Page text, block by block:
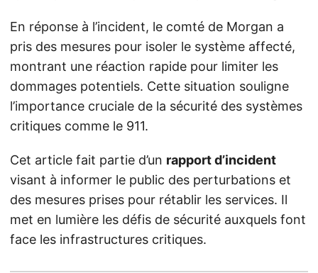
En réponse à l’incident, le comté de Morgan a
pris des mesures pour isoler le système affecté,
montrant une réaction rapide pour limiter les
dommages potentiels. Cette situation souligne
l’importance cruciale de la sécurité des systèmes
critiques comme le 911.
Cet article fait partie d’un rapport d’incident
visant à informer le public des perturbations et
des mesures prises pour rétablir les services. Il
met en lumière les défis de sécurité auxquels font
face les infrastructures critiques.